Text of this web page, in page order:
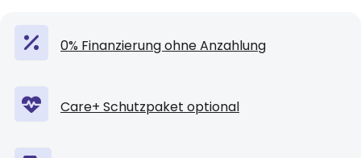
0% Finanzierung ohne Anzahlung
Care+ Schutzpaket optional